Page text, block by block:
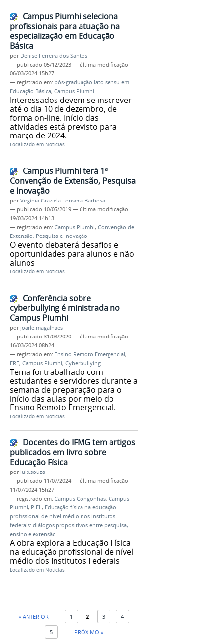
Campus Piumhi seleciona
profissionais para atuação na
especialização em Educação
Básica
por Denise Ferreira dos Santos
— publicado 05/12/2023 — última modificação
06/03/2024 15h27
— registrado em: pós-graduação lato sensu em
Educação Básica, Campus Piumhi
Interessados devem se inscrever
até o dia 10 de dezembro, de
forma on-line. Início das
atividades está previsto para
março de 2024.
Localizado em Notícias
Campus Piumhi terá 1ª
Convenção de Extensão, Pesquisa
e Inovação
porVirgínia Graziela Fonseca Barbosa
— publicado 10/05/2019 — última modificação
19/03/2024 14h13
— registrado em: Campus Piumhi, Convenção de
Extensão, Pesquisa e Inovação
O evento debaterá desafios e
oportunidades para alunos e não
alunos
Localizado em Notícias
Conferência sobre
cyberbullying é ministrada no
Campus Piumhi
por joarle.magalhaes
— publicado 31/08/2020 — última modificação
16/03/2024 08h24
— registrado em: Ensino Remoto Emergencial,
ERE, Campus Piumhi, Cyberbullying
Tema foi trabalhado com
estudantes e servidores durante a
semana de preparação para o
início das aulas por meio do
Ensino Remoto Emergencial.
Localizado em Notícias
Docentes do IFMG tem artigos
publicados em livro sobre
Educação Física
por luis.souza
— publicado 11/07/2024 — última modificação
11/07/2024 15h27
— registrado em: Campus Congonhas, Campus
Piumhi, PIEL, Educação física na educação
profissional de nível médio nos institutos
federais: diálogos propositivos entre pesquisa,
ensino e extensão
A obra explora a Educação Física
na educação profissional de nível
médio dos Institutos Federais
Localizado em Notícias
« ANTERIOR 1 2 3 4
5 PRÓXIMO »